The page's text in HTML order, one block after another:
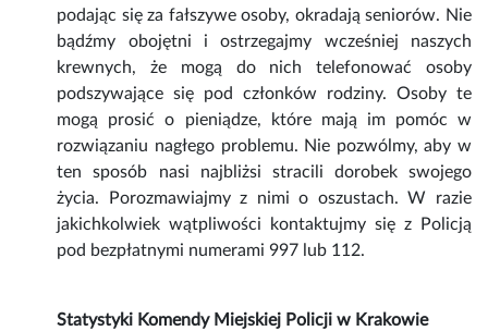
podając się za fałszywe osoby, okradają seniorów. Nie
bądźmy obojętni i ostrzegajmy wcześniej naszych
krewnych, że mogą do nich telefonować osoby
podszywające się pod członków rodziny. Osoby te
mogą prosić o pieniądze, które mają im pomóc w
rozwiązaniu nagłego problemu. Nie pozwólmy, aby w
ten sposób nasi najbliżsi stracili dorobek swojego
życia. Porozmawiajmy z nimi o oszustach. W razie
jakichkolwiek wątpliwości kontaktujmy się z Policją
pod bezpłatnymi numerami 997 lub 112.
Statystyki Komendy Miejskiej Policji w Krakowie